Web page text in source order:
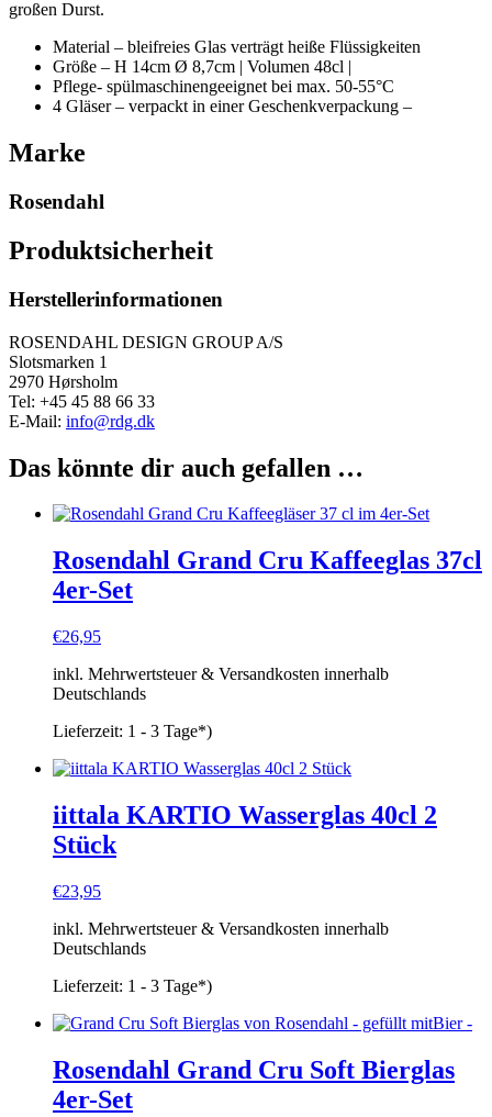
großen Durst.
Material – bleifreies Glas verträgt heiße Flüssigkeiten
Größe – H 14cm Ø 8,7cm | Volumen 48cl |
Pflege- spülmaschinengeeignet bei max. 50-55°C
4 Gläser – verpackt in einer Geschenkverpackung –
Marke
Rosendahl
Produktsicherheit
Herstellerinformationen
ROSENDAHL DESIGN GROUP A/S
Slotsmarken 1
2970 Hørsholm
Tel: +45 45 88 66 33
E-Mail: info@rdg.dk
Das könnte dir auch gefallen …
Rosendahl Grand Cru Kaffeeglas 37cl
4er-Set
€26,95
inkl. Mehrwertsteuer & Versandkosten innerhalb
Deutschlands
Lieferzeit: 1 - 3 Tage*)
iittala KARTIO Wasserglas 40cl 2
Stück
€23,95
inkl. Mehrwertsteuer & Versandkosten innerhalb
Deutschlands
Lieferzeit: 1 - 3 Tage*)
Rosendahl Grand Cru Soft Bierglas
4er-Set